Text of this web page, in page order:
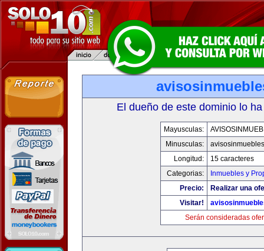
El dueño de este dominio lo
Mayusculas:
Minusculas:
Longitud:
15 caracteres
Categorias:
Inmuebles y
Precio:
Realizar una
Visitar!
Serán consideradas